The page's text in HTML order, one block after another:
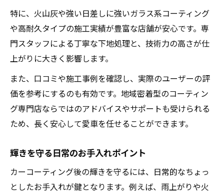
特に、火山灰や強い日差しに強いガラス系コーティング
や高耐久タイプの施工実績が豊富な店舗が安心です。専
門スタッフによる丁寧な下地処理と、技術力の高さが仕
上がりに大きく影響します。
また、口コミや施工事例を確認し、実際のユーザーの評
価を参考にするのも有効です。地域密着型のコーティン
グ専門店ならではのアドバイスやサポートも受けられる
ため、長く安心して愛車を任せることができます。
輝きを守る日常のお手入れポイント
カーコーティング後の輝きを守るには、日常的なちょっ
としたお手入れが鍵となります。例えば、雨上がりや火